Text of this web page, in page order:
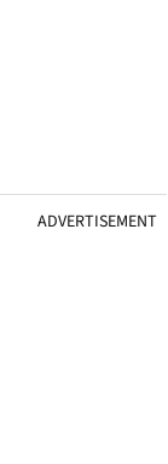
ADVERTISEMENT